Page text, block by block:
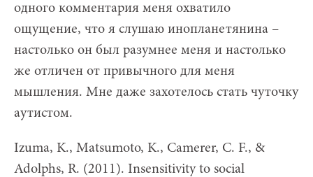
одного комментария меня охватило
ощущение, что я слушаю инопланетянина –
настолько он был разумнее меня и настолько
же отличен от привычного для меня
мышления. Мне даже захотелось стать чуточку
аутистом.
Izuma, K., Matsumoto, K., Camerer, C. F., &
Adolphs, R. (2011). Insensitivity to social